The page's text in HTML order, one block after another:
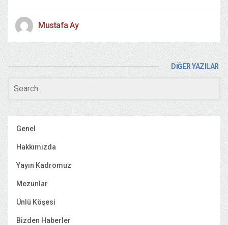
Mustafa Ay
DİĞER YAZILAR
Genel
Hakkımızda
Yayın Kadromuz
Mezunlar
Ünlü Köşesi
Bizden Haberler